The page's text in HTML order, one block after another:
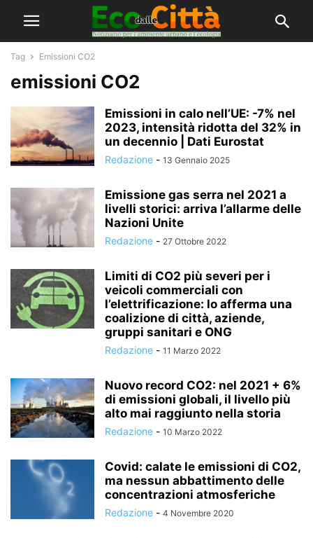
Tag Emissioni CO2
emissioni CO2
Emissioni in calo nell’UE: -7% nel
2023, intensità ridotta del 32% in
un decennio | Dati Eurostat
Redazione - 13 Gennaio 2025
Emissione gas serra nel 2021 a
livelli storici: arriva l’allarme delle
Nazioni Unite
Redazione - 27 Ottobre 2022
Limiti di CO2 più severi per i
veicoli commerciali con
l’elettrificazione: lo afferma una
coalizione di città, aziende,
gruppi sanitari e ONG
Redazione - 11 Marzo 2022
Nuovo record CO2: nel 2021 + 6%
di emissioni globali, il livello più
alto mai raggiunto nella storia
Redazione - 10 Marzo 2022
Covid: calate le emissioni di CO2,
ma nessun abbattimento delle
concentrazioni atmosferiche
Redazione - 4 Novembre 2020